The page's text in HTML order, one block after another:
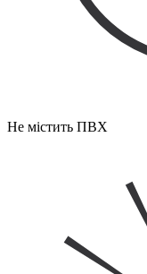
Не містить ПВХ